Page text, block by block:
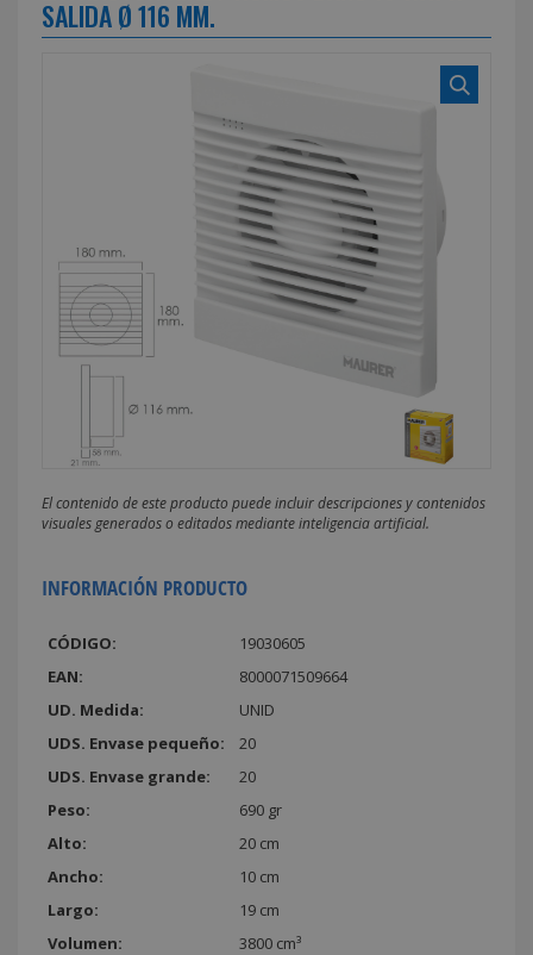
SALIDA Ø 116 MM.
El contenido de este producto puede incluir descripciones y contenidos
visuales generados o editados mediante inteligencia artificial.
INFORMACIÓN PRODUCTO
CÓDIGO:
19030605
EAN:
8000071509664
UD. Medida:
UNID
UDS. Envase pequeño:
20
UDS. Envase grande:
20
Peso:
690 gr
Alto:
20 cm
Ancho:
10 cm
Largo:
19 cm
Volumen:
3800 cm³